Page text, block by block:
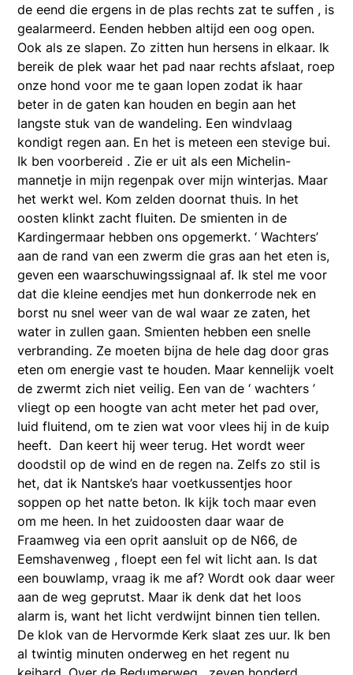
de eend die ergens in de plas rechts zat te suffen , is
gealarmeerd. Eenden hebben altijd een oog open.
Ook als ze slapen. Zo zitten hun hersens in elkaar. Ik
bereik de plek waar het pad naar rechts afslaat, roep
onze hond voor me te gaan lopen zodat ik haar
beter in de gaten kan houden en begin aan het
langste stuk van de wandeling. Een windvlaag
kondigt regen aan. En het is meteen een stevige bui.
Ik ben voorbereid . Zie er uit als een Michelin-
mannetje in mijn regenpak over mijn winterjas. Maar
het werkt wel. Kom zelden doornat thuis. In het
oosten klinkt zacht fluiten. De smienten in de
Kardingermaar hebben ons opgemerkt. ‘ Wachters’
aan de rand van een zwerm die gras aan het eten is,
geven een waarschuwingssignaal af. Ik stel me voor
dat die kleine eendjes met hun donkerrode nek en
borst nu snel weer van de wal waar ze zaten, het
water in zullen gaan. Smienten hebben een snelle
verbranding. Ze moeten bijna de hele dag door gras
eten om energie vast te houden. Maar kennelijk voelt
de zwermt zich niet veilig. Een van de ‘ wachters ’
vliegt op een hoogte van acht meter het pad over,
luid fluitend, om te zien wat voor vlees hij in de kuip
heeft. Dan keert hij weer terug. Het wordt weer
doodstil op de wind en de regen na. Zelfs zo stil is
het, dat ik Nantske’s haar voetkussentjes hoor
soppen op het natte beton. Ik kijk toch maar even
om me heen. In het zuidoosten daar waar de
Fraamweg via een oprit aansluit op de N66, de
Eemshavenweg , floept een fel wit licht aan. Is dat
een bouwlamp, vraag ik me af? Wordt ook daar weer
aan de weg geprutst. Maar ik denk dat het loos
alarm is, want het licht verdwijnt binnen tien tellen.
De klok van de Hervormde Kerk slaat zes uur. Ik ben
al twintig minuten onderweg en het regent nu